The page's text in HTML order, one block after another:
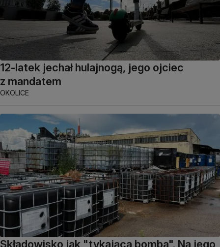
12-latek jechał hulajnogą, jego ojciec
z mandatem
OKOLICE
Składowisko jak "tykająca bomba". Na jego